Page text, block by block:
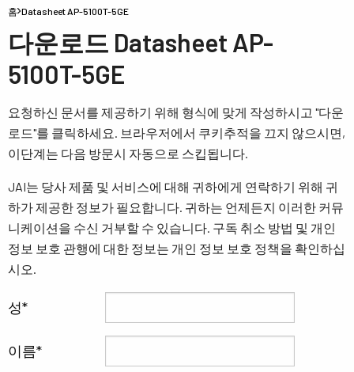
홈 Datasheet AP-5100T-5GE
다운로드 Datasheet AP-
5100T-5GE
요청하신 문서를 제공하기 위해 형식에 맞게 작성하시고 "다운
로드"를 클릭하세요. 브라우저에서 쿠키추적을 끄지 않으시면,
이단계는 다음 방문시 자동으로 스킵됩니다.
JAI는 당사 제품 및 서비스에 대해 귀하에게 연락하기 위해 귀
하가 제공한 정보가 필요합니다. 귀하는 언제든지 이러한 커뮤
니케이션을 수신 거부할 수 있습니다. 구독 취소 방법 및 개인
정보 보호 관행에 대한 정보는 개인 정보 보호 정책을 확인하십
시오.
성
이름